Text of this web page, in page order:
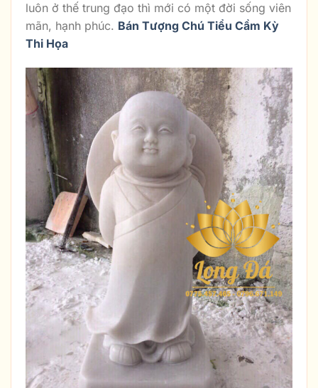
luôn ở thế trung đạo thì mới có một đời sống viên
mãn, hạnh phúc. Bán Tượng Chú Tiểu Cầm Kỳ
Thi Họa